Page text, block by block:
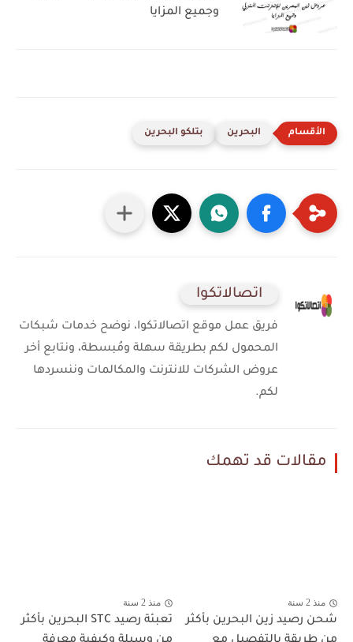
وجميع المزايا
البحرين بتلكو البحرين
اتصالاتكوا
فريق عمل موقع اتصالاتكوا، نوضح خدمات شبكات
المحمول لكم بطريقة سهلة ومُبسطة، ونتابع أخر
عروض الشركات للانترنت والمكالمات وننسردها
لكم.
مقالات قد تهمك
منذ 2 سنة
شحن رصيد زين البحرين بأكثر
منذ 2 سنة
تعبئة رصيد STC البحرين بأكثر